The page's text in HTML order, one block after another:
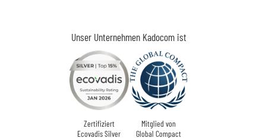
Unser Unternehmen Kadocom ist
Zertifiziert
Ecovadis Silver
Mitglied von
Global Compact